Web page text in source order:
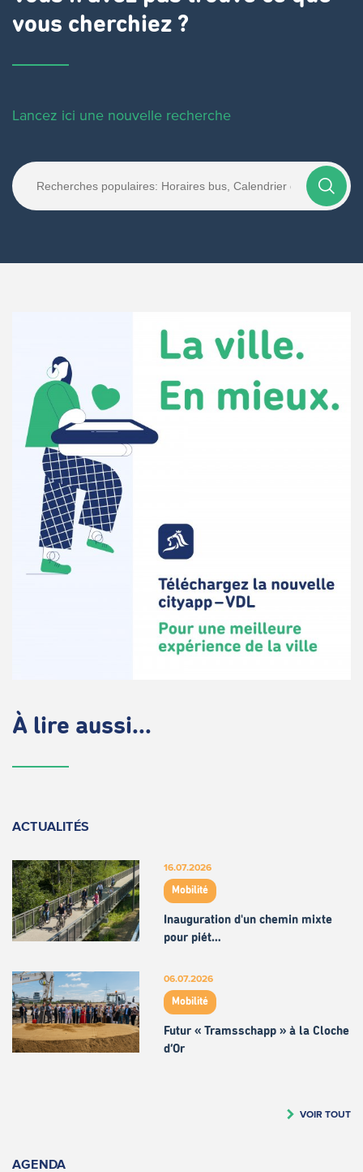
vous cherchiez ?
Lancez ici une nouvelle recherche
À lire aussi...
ACTUALITÉS
16.07.2026
Mobilité
Inauguration d'un chemin mixte
pour piét…
06.07.2026
Mobilité
Futur « Tramsschapp » à la Cloche
d’Or
VOIR TOUT
AGENDA